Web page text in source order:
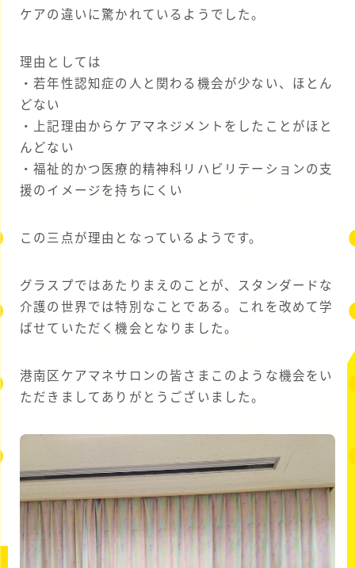
ケアの違いに驚かれているようでした。
理由としては
・若年性認知症の人と関わる機会が少ない、ほとん
どない
・上記理由からケアマネジメントをしたことがほと
んどない
・福祉的かつ医療的精神科リハビリテーションの支
援のイメージを持ちにくい
この三点が理由となっているようです。
グラスプではあたりまえのことが、スタンダードな
介護の世界では特別なことである。これを改めて学
ばせていただく機会となりました。
港南区ケアマネサロンの皆さまこのような機会をい
ただきましてありがとうございました。